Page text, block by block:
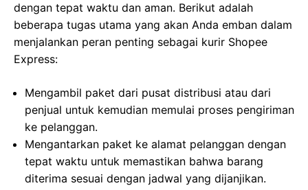
dengan tepat waktu dan aman. Berikut adalah
beberapa tugas utama yang akan Anda emban dalam
menjalankan peran penting sebagai kurir Shopee
Express:
Mengambil paket dari pusat distribusi atau dari
penjual untuk kemudian memulai proses pengiriman
ke pelanggan.
Mengantarkan paket ke alamat pelanggan dengan
tepat waktu untuk memastikan bahwa barang
diterima sesuai dengan jadwal yang dijanjikan.